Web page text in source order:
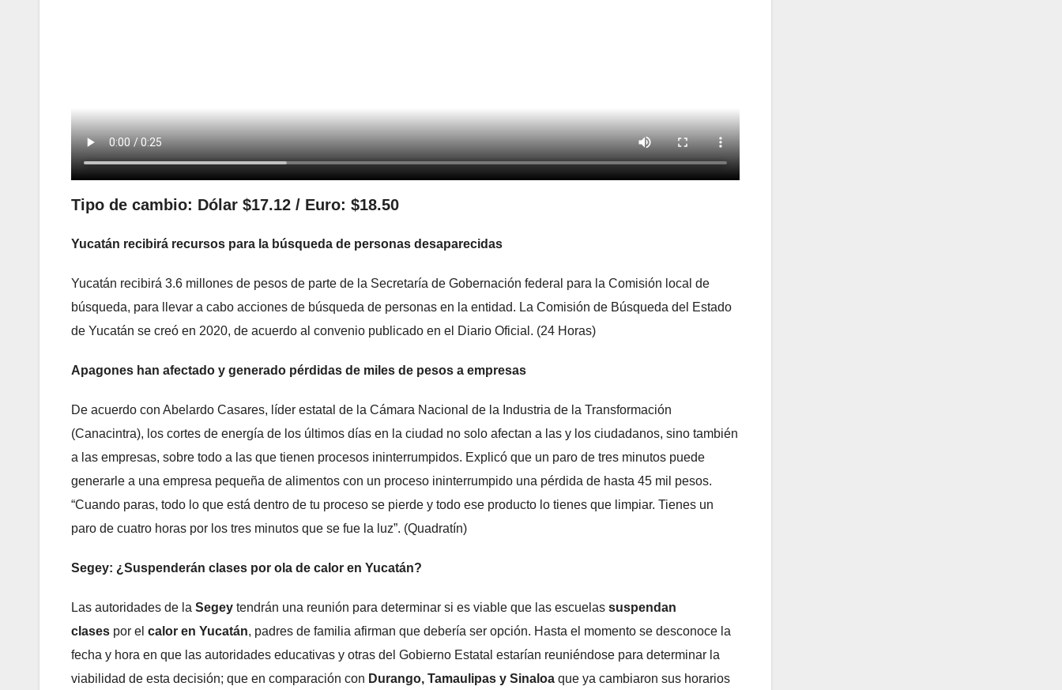
Tipo de cambio: Dólar $17.12 / Euro: $18.50
Yucatán recibirá recursos para la búsqueda de personas desaparecidas
Yucatán recibirá 3.6 millones de pesos de parte de la Secretaría de Gobernación federal para la Comisión local de
búsqueda, para llevar a cabo acciones de búsqueda de personas en la entidad. La Comisión de Búsqueda del Estado
de Yucatán se creó en 2020, de acuerdo al convenio publicado en el Diario Oficial. (24 Horas)
Apagones han afectado y generado pérdidas de miles de pesos a empresas
De acuerdo con Abelardo Casares, líder estatal de la Cámara Nacional de la Industria de la Transformación
(Canacintra), los cortes de energía de los últimos días en la ciudad no solo afectan a las y los ciudadanos, sino también
a las empresas, sobre todo a las que tienen procesos ininterrumpidos. Explicó que un paro de tres minutos puede
generarle a una empresa pequeña de alimentos con un proceso ininterrumpido una pérdida de hasta 45 mil pesos.
“Cuando paras, todo lo que está dentro de tu proceso se pierde y todo ese producto lo tienes que limpiar. Tienes un
paro de cuatro horas por los tres minutos que se fue la luz”. (Quadratín)
Segey: ¿Suspenderán clases por ola de calor en Yucatán?
Las autoridades de la Segey tendrán una reunión para determinar si es viable que las escuelas suspendan
clases por el calor en Yucatán, padres de familia afirman que debería ser opción. Hasta el momento se desconoce la
fecha y hora en que las autoridades educativas y otras del Gobierno Estatal estarían reuniéndose para determinar la
viabilidad de esta decisión; que en comparación con Durango, Tamaulipas y Sinaloa que ya cambiaron sus horarios